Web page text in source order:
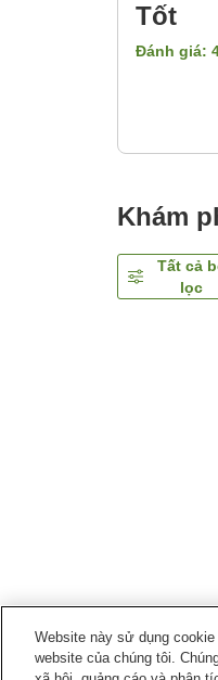
Tốt
Đánh giá:
Khám
Tất cả
lọc
Trang chủ
Website này sử dụng
website của chúng tôi.